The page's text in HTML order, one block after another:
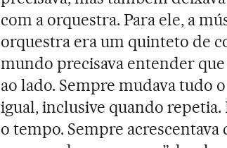
com a orquestra. Para ele, a
orquestra era um quinteto de
mundo precisava entender
ao lado. Sempre mudava tudo
igual, inclusive quando
o tempo. Sempre acrescentava